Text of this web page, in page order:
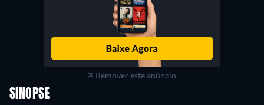
Remover este anúncio
SINOPSE